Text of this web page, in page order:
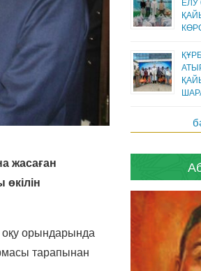
жасаған
орындарында
тарапынан